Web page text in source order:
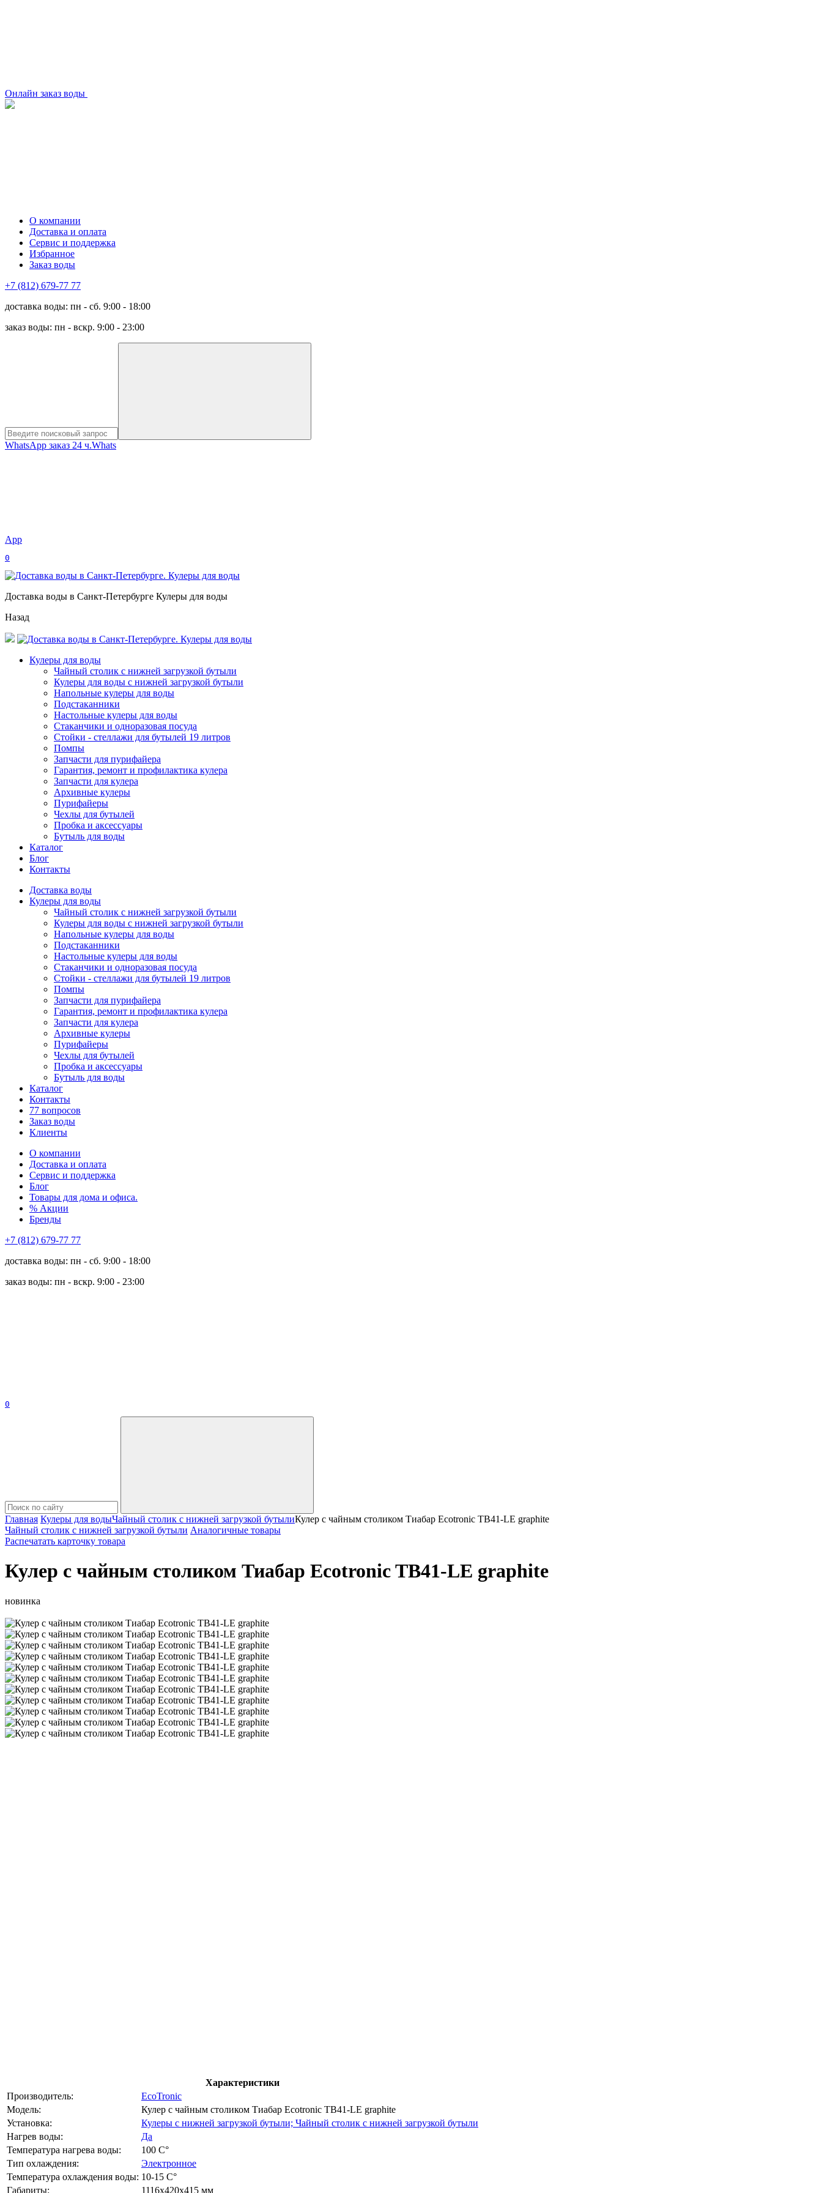
Онлайн заказ воды
О компании
Доставка и оплата
Сервис и поддержка
Избранное
Заказ воды
+7 (812) 679-77 77
доставка воды: пн - сб. 9:00 - 18:00
заказ воды: пн - вскр. 9:00 - 23:00
WhatsApp заказ 24 ч.Whats
App
0
Доставка воды в Санкт-Петербурге Кулеры для воды
Назад
Кулеры для воды
Чайный столик с нижней загрузкой бутыли
Кулеры для воды с нижней загрузкой бутыли
Напольные кулеры для воды
Подстаканники
Настольные кулеры для воды
Стаканчики и одноразовая посуда
Стойки - стеллажи для бутылей 19 литров
Помпы
Запчасти для пурифайера
Гарантия, ремонт и профилактика кулера
Запчасти для кулера
Архивные кулеры
Пурифайеры
Чехлы для бутылей
Пробка и аксессуары
Бутыль для воды
Каталог
Блог
Контакты
Доставка воды
Кулеры для воды
Чайный столик с нижней загрузкой бутыли
Кулеры для воды с нижней загрузкой бутыли
Напольные кулеры для воды
Подстаканники
Настольные кулеры для воды
Стаканчики и одноразовая посуда
Стойки - стеллажи для бутылей 19 литров
Помпы
Запчасти для пурифайера
Гарантия, ремонт и профилактика кулера
Запчасти для кулера
Архивные кулеры
Пурифайеры
Чехлы для бутылей
Пробка и аксессуары
Бутыль для воды
Каталог
Контакты
77 вопросов
Заказ воды
Клиенты
О компании
Доставка и оплата
Сервис и поддержка
Блог
Товары для дома и офиса.
% Акции
Бренды
+7 (812) 679-77 77
доставка воды: пн - сб. 9:00 - 18:00
заказ воды: пн - вскр. 9:00 - 23:00
0
Главная Кулеры для водыЧайный столик с нижней загрузкой бутылиКулер с чайным столиком Тиабар Ecotronic TB41-LE graphite
Чайный столик с нижней загрузкой бутыли Аналогичные товары
Распечатать карточку товара
Кулер с чайным столиком Тиабар Ecotronic TB41-LE graphite
новинка
Характеристики
Производитель:
EcoTronic
Модель:
Кулер с чайным столиком Тиабар Ecotronic TB41-LE graphite
Установка:
Кулеры с нижней загрузкой бутыли; Чайный столик с нижней загрузкой бутыли
Нагрев воды:
Да
Температура нагрева воды:
100 C°
Тип охлаждения:
Электронное
Температура охлаждения воды: 10-15 C°
Габариты:
1116x420x415 мм